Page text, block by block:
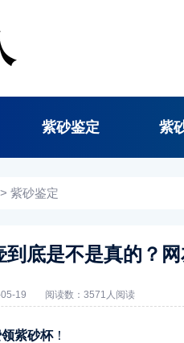
紫砂鉴定 紫
> 紫砂鉴定
到底是不是真的？
19 阅读数： 3571人阅读
紫砂杯！